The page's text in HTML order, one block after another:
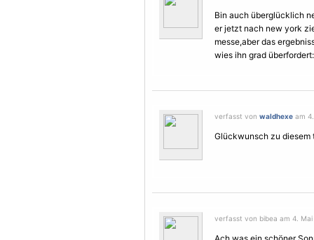
Bin auch überglücklich
er jetzt nach new york
messe,aber das
wies ihn grad
verfasst von waldhexe am
Glückwunsch zu diesem
verfasst von bibea am 4.